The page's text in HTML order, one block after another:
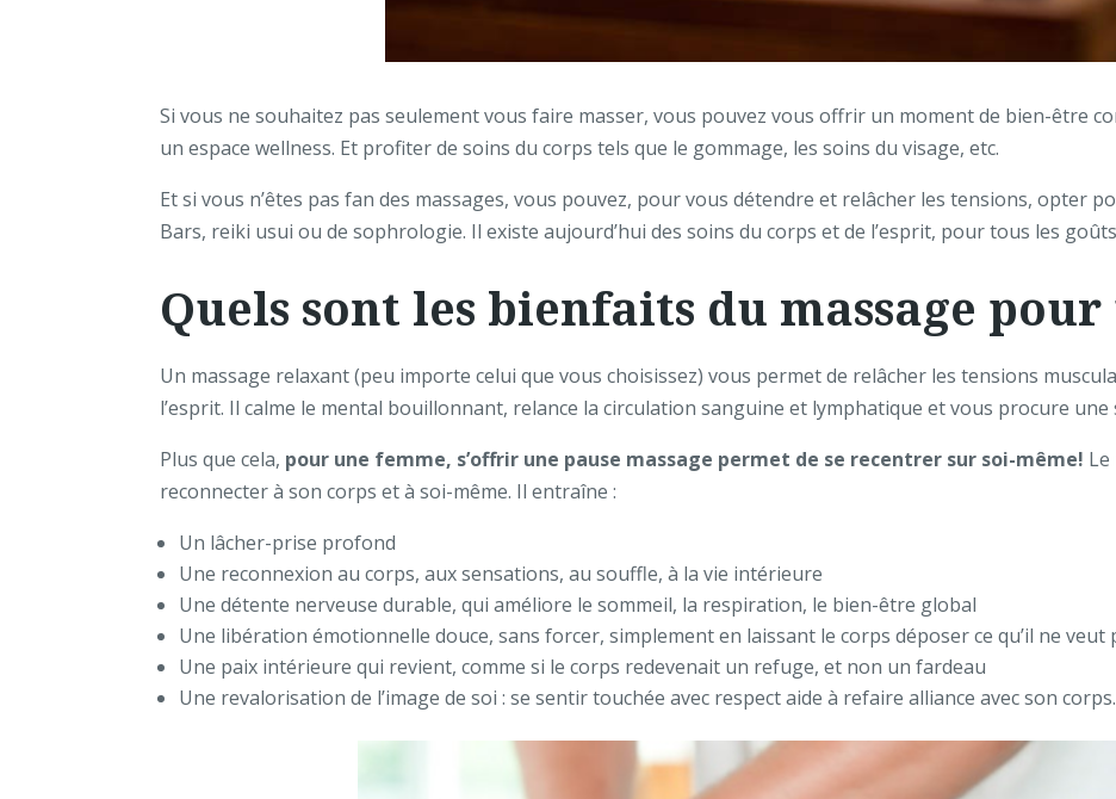
Si vous ne souhaitez pas seulement vous faire masser, vous pouvez vous offrir un moment de bien-être
un espace wellness. Et profiter de soins du corps tels que le gommage, les soins du visage, etc.
Et si vous n’êtes pas fan des massages, vous pouvez, pour vous détendre et relâcher les tensions, opter
Bars, reiki usui ou de sophrologie. Il existe aujourd’hui des soins du corps et de l’esprit, pour tous les
Quels sont les bienfaits du massage
Un massage relaxant (peu importe celui que vous choisissez) vous permet de relâcher les tensions
l’esprit. Il calme le mental bouillonnant, relance la circulation sanguine et lymphatique et vous procure
Plus que cela, pour une femme, s’offrir une pause massage permet de se recentrer sur soi-même!
reconnecter à son corps et à soi-même. Il entraîne :
Un lâcher-prise profond
Une reconnexion au corps, aux sensations, au souffle, à la vie intérieure
Une détente nerveuse durable, qui améliore le sommeil, la respiration, le bien-être global
Une libération émotionnelle douce, sans forcer, simplement en laissant le corps déposer ce qu’il ne
Une paix intérieure qui revient, comme si le corps redevenait un refuge, et non un fardeau
Une revalorisation de l’image de soi : se sentir touchée avec respect aide à refaire alliance avec son corps.